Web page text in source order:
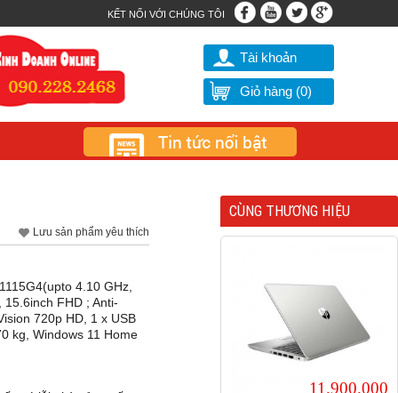
KẾT NỐI VỚI CHÚNG TÔI
Tài khoản
Giỏ hàng (0)
Lưu sản phẩm yêu thích
4.10 GHz,
15.6inch FHD ; Anti-
720p HD, 1 x USB
kg, Windows 11 Home
CÙNG THƯƠNG HIỆU
11.900.000